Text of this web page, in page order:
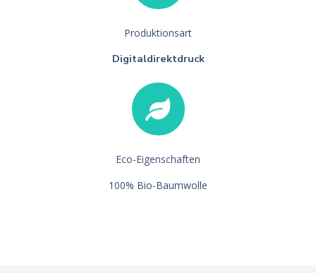
Produktionsart
Digitaldirektdruck
Eco-Eigenschaften
100% Bio-Baumwolle